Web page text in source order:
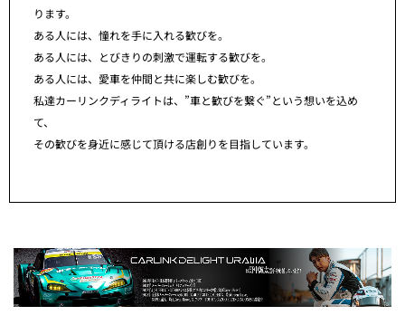
ります。
ある人には、憧れを手に入れる歓びを。
ある人には、とびきりの刺激で運転する歓びを。
ある人には、愛車を仲間と共に楽しむ歓びを。
私達カーリンクディライトは、”車と歓びを繋ぐ”という想いを込め
て、
その歓びを身近に感じて頂ける店創りを目指しています。